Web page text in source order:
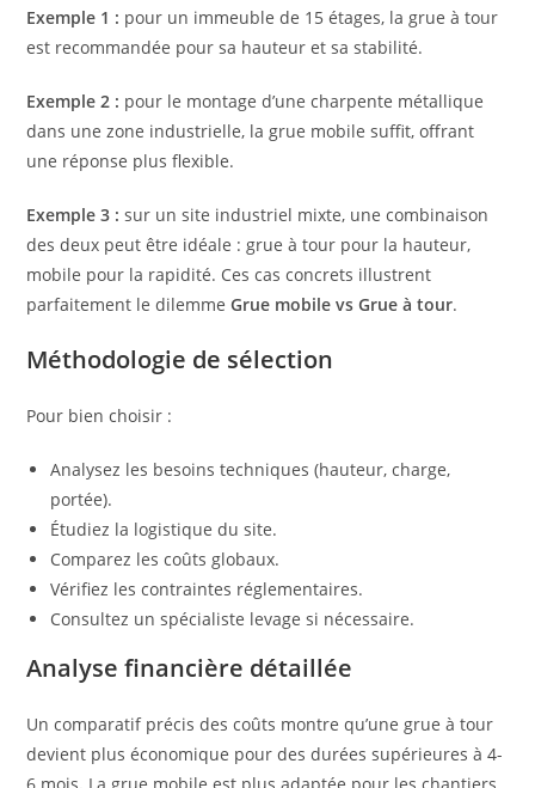
Exemple 1 : pour un immeuble de 15 étages, la grue à tour
est recommandée pour sa hauteur et sa stabilité.
Exemple 2 : pour le montage d’une charpente métallique
dans une zone industrielle, la grue mobile suffit, offrant
une réponse plus flexible.
Exemple 3 : sur un site industriel mixte, une combinaison
des deux peut être idéale : grue à tour pour la hauteur,
mobile pour la rapidité. Ces cas concrets illustrent
parfaitement le dilemmeGrue mobile vs Grue à tour.
Méthodologie de sélection
Pour bien choisir :
Analysez les besoins techniques (hauteur, charge,
portée).
Étudiez la logistique du site.
Comparez les coûts globaux.
Vérifiez les contraintes réglementaires.
Consultez un spécialiste levage si nécessaire.
Analyse financière détaillée
Un comparatif précis des coûts montre qu’une grue à tour
devient plus économique pour des durées supérieures à 4-